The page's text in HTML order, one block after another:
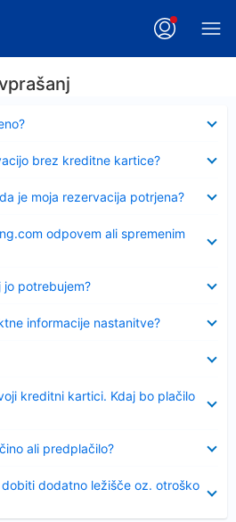
brez kreditne kartice?
je moja rezervacija potrjena?
odpovem ali spremenim
jo potrebujem?
informacije nastanitve?
kreditni kartici. Kdaj bo plačilo
ali predplačilo?
dodatno ležišče oz. otroško